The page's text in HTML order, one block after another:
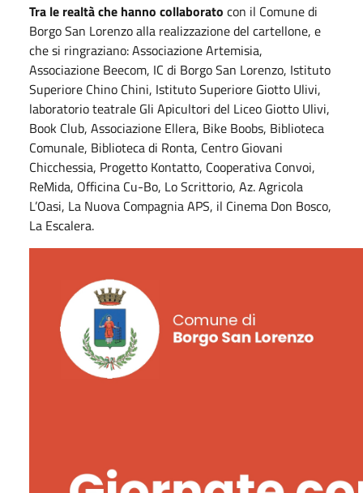
Tra le realtà che hanno collaborato con il Comune di
Borgo San Lorenzo alla realizzazione del cartellone, e
che si ringraziano: Associazione Artemisia,
Associazione Beecom, IC di Borgo San Lorenzo, Istituto
Superiore Chino Chini, Istituto Superiore Giotto Ulivi,
laboratorio teatrale Gli Apicultori del Liceo Giotto Ulivi,
Book Club, Associazione Ellera, Bike Boobs, Biblioteca
Comunale, Biblioteca di Ronta, Centro Giovani
Chicchessia, Progetto Kontatto, Cooperativa Convoi,
ReMida, Officina Cu-Bo, Lo Scrittorio, Az. Agricola
L’Oasi, La Nuova Compagnia APS, il Cinema Don Bosco,
La Escalera.